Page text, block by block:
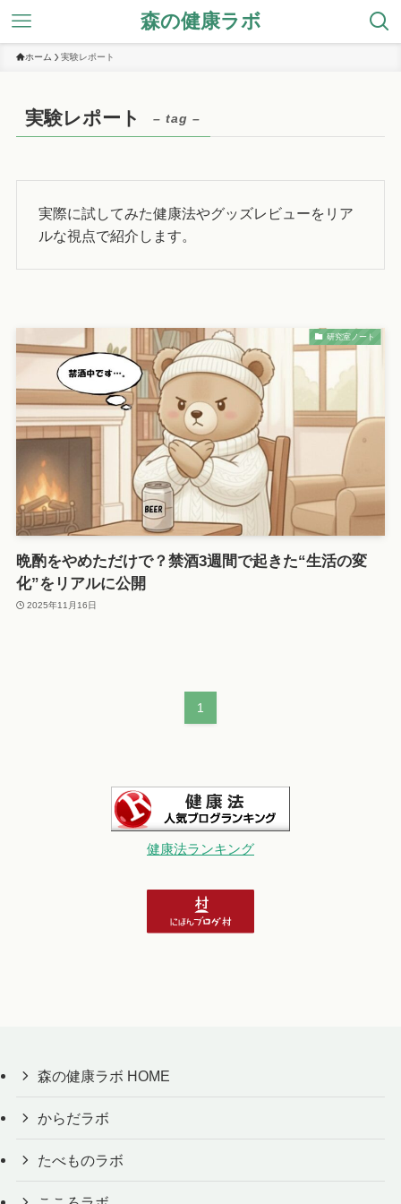
森の健康ラボ
ホーム 実験レポート
実験レポート – tag –
実際に試してみた健康法やグッズレビューをリア
ルな視点で紹介します。
研究室ノート
晩酌をやめただけで？禁酒3週間で起きた“生活の変
化”をリアルに公開
2025年11月16日
1
健康法ランキング
森の健康ラボ HOME
からだラボ
たべものラボ